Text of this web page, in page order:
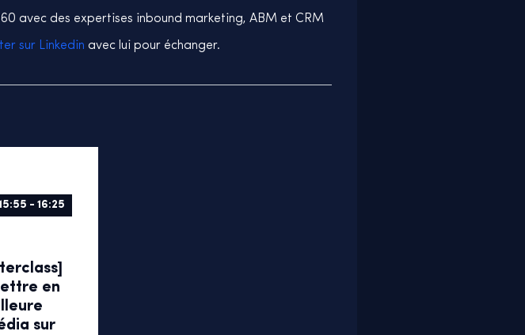
avec des expertises inbound marketing, ABM et CRM
sur Linkedin avec lui pour échanger.
- 16:25
en
sur